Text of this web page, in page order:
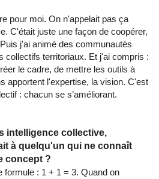
pour moi. On n'appelait pas ça
C'était juste une façon de coopérer,
j'ai animé des communautés
collectifs territoriaux. Et j'ai compris :
le cadre, de mettre les outils à
apportent l'expertise, la vision. C'est
: chacun se s’améliorant.
intelligence collective,
à quelqu'un qui ne connaît
concept ?
formule : 1 + 1 = 3. Quand on